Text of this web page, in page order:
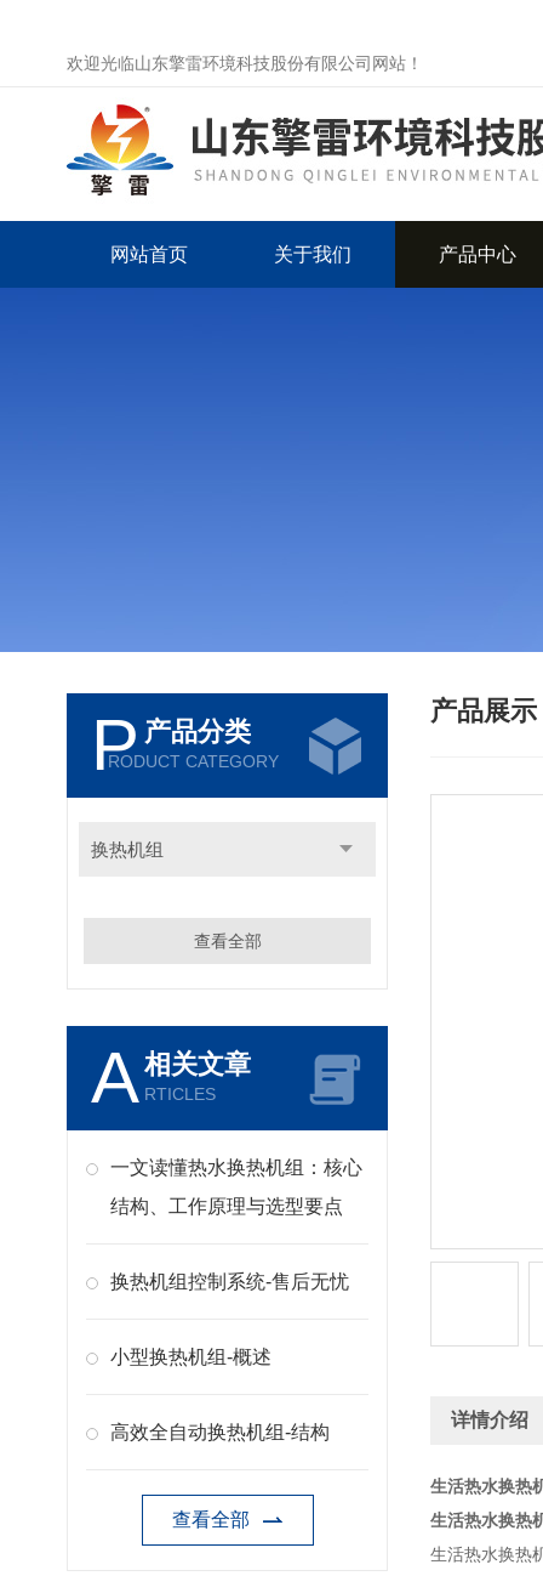
欢迎光临山东擎雷环境科技股份有限公司网站！
网站首页 关于我们 产品中心
P 产品分类
RODUCT CATEGORY
换热机组
查看全部
A相关文章
RTICLES
一文读懂热水换热机组：核心
结构、工作原理与选型要点
换热机组控制系统-售后无忧
小型换热机组-概述
高效全自动换热机组-结构
查看全部
产品展示
详情介绍
生活热水换热
生活热水换热
生活热水换热